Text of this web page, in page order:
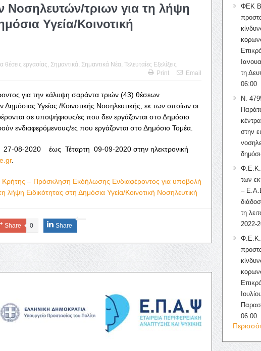
Νοσηλευτών/τριων για τη λήψη
Υγεία/Κοινοτική
θέσεις εργασίας Σημαντικά Σημαντικά Νέα Τελευταίες Εξελίξεις
Print
Email
για την κάλυψη σαράντα τριών (43) θέσεων
Υγείας /Κοινοτικής Νοσηλευτικής, εκ των οποίων οι
σε υποψήφιους/ες που δεν εργάζονται στο Δημόσιο
ενδιαφερόμενους/ες που εργάζονται στο Δημόσιο Τομέα.
08-2020 έως Τέταρτη 09-09-2020 στην ηλεκτρονική
.
– Πρόσκληση Εκδήλωσης Ενδιαφέροντος για υποβολή
λήψη Ειδικότητας στη Δημόσια Υγεία/Κοινοτική Νοσηλευτική
Share 0 Share
ΦΕΚ Β
τη
06:00
Ν.
στην
Φ.Ε.Κ.
των
–
τη
2022-
Φ.Ε.Κ.
06:00.